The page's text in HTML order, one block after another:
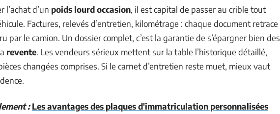
l’achat d’un poids lourd occasion, il est capital de passer au crible tout
Factures, relevés d’entretien, kilométrage : chaque document retrace
par le camion. Un dossier complet, c’est la garantie de s’épargner bien des
revente. Les vendeurs sérieux mettent sur la table l’historique détaillé,
changées comprises. Si le carnet d’entretien reste muet, mieux vaut
: Les avantages des plaques d'immatriculation personnalisées